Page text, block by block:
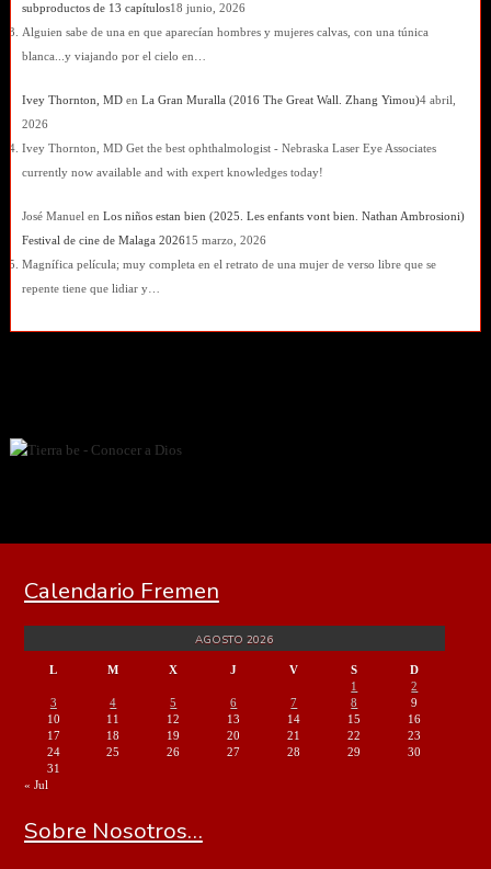
subproductos de 13 capítulos18 junio, 2026
Alguien sabe de una en que aparecían hombres y mujeres calvas, con una túnica
blanca...y viajando por el cielo en…
Ivey Thornton, MDen La Gran Muralla (2016 The Great Wall. Zhang Yimou)4 abril,
2026
Ivey Thornton, MD Get the best ophthalmologist - Nebraska Laser Eye Associates
currently now available and with expert knowledges today!
José Manuel en Los niños estan bien (2025. Les enfants vont bien. Nathan Ambrosioni)
Festival de cine de Malaga 202615 marzo, 2026
Magnífica película; muy completa en el retrato de una mujer de verso libre que se
repente tiene que lidiar y…
Calendario Fremen
AGOSTO 2026
L M X J V S
D
1
2
3
4 5 6 7 8
9
10
11 12 13 14 15
16
17
18 19 20 21 22
23
24
25 26 27 28 29
30
31
« Jul
Sobre Nosotros…